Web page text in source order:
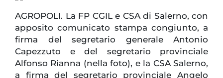
AGROPOLI. La FP CGIL e CSA di Salerno, con
apposito comunicato stampa congiunto, a
firma del segretario generale Antonio
Capezzuto e del segretario provinciale
Alfonso Rianna (nella foto), e la CSA Salerno,
a firma del segretario provinciale Angelo